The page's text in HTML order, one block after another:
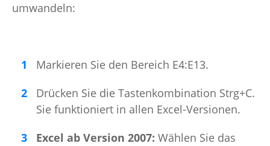
umwandeln:
Markieren Sie den Bereich E4:E13.
Drücken Sie die Tastenkombination Strg+C.
Sie funktioniert in allen Excel-Versionen.
Excel ab Version 2007: Wählen Sie das